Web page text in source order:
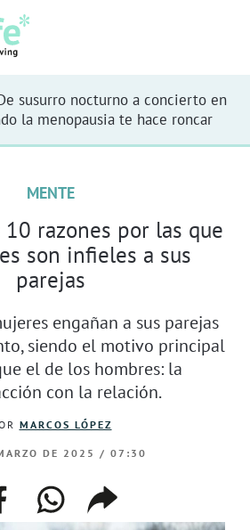
susurro nocturno a concierto en
la menopausia te hace roncar
MENTE
10 razones por las que
son infieles a sus
parejas
engañan a sus parejas
siendo el motivo principal
el de los hombres: la
con la relación.
MARCOS LÓPEZ
DE 2025 / 07:30
whatsappcompartir
enlace